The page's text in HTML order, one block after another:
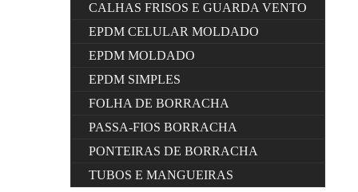
CALHAS FRISOS E GUARDA VENTO
EPDM CELULAR MOLDADO
EPDM MOLDADO
EPDM SIMPLES
FOLHA DE BORRACHA
PASSA-FIOS BORRACHA
PONTEIRAS DE BORRACHA
TUBOS E MANGUEIRAS